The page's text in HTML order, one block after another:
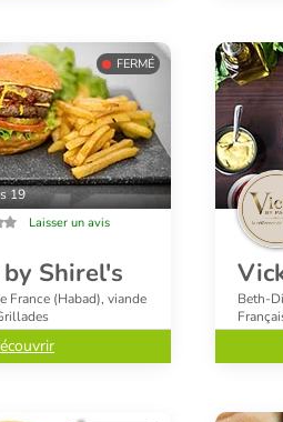
FERMÉ
19
Laisser un avis
by Shirel's
France (Habad), viande
Beth-